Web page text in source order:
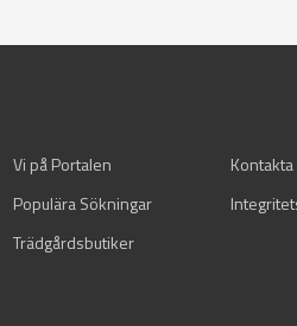
Vi på Portalen
Populära Sökningar
Trädgårdsbutiker